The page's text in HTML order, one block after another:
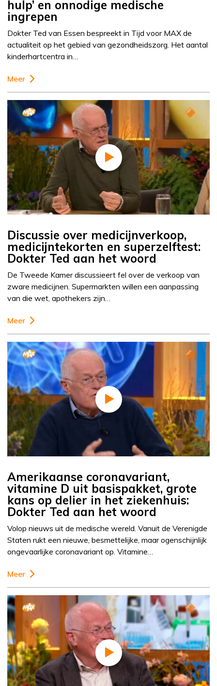
hulp’ en onnodige medische
ingrepen
Dokter Ted van Essen bespreekt in Tijd voor MAX de
actualiteit op het gebied van gezondheidszorg. Het aantal
kinderhartcentra in…
Meer
Discussie over medicijnverkoop,
medicijntekorten en superzelftest:
Dokter Ted aan het woord
De Tweede Kamer discussieert fel over de verkoop van
zware medicijnen. Supermarkten willen een aanpassing
van die wet, apothekers zijn…
Meer
Amerikaanse coronavariant,
vitamine D uit basispakket, grote
kans op delier in het ziekenhuis:
Dokter Ted aan het woord
Volop nieuws uit de medische wereld. Vanuit de Verenigde
Staten rukt een nieuwe, besmettelijke, maar ogenschijnlijk
ongevaarlijke coronavariant op. Vitamine…
Meer